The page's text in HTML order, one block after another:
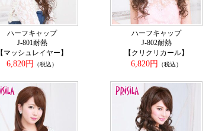
ハーフキャップ
J-801耐熱
【マッシュレイヤー】
6,820円
（税込）
ハーフキャップ
J-802耐熱
【クリクリカール】
6,820円
（税込）